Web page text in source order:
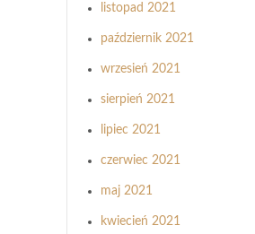
listopad 2021
październik 2021
wrzesień 2021
sierpień 2021
lipiec 2021
czerwiec 2021
maj 2021
kwiecień 2021